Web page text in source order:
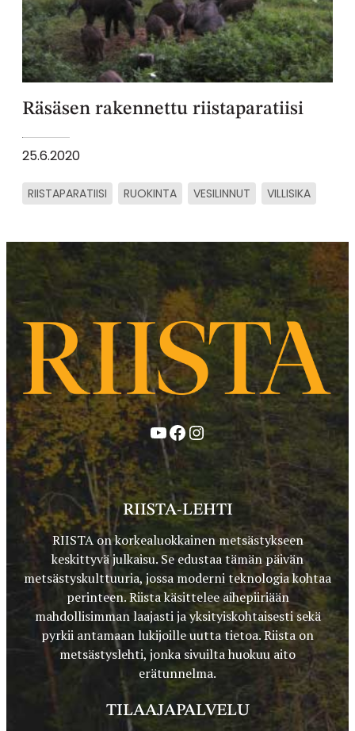
Räsäsen rakennettu riistaparatiisi
25.6.2020
RIISTAPARATIISI RUOKINTA VESILINNUT VILLISIKA
YouTube
Facebook
Instagram
RIISTA-LEHTI
RIISTA on korkealuokkainen metsästykseen
keskittyvä julkaisu. Se edustaa tämän päivän
metsästyskulttuuria, jossa moderni teknologia kohtaa
perinteen. Riista käsittelee aihepiiriään
mahdollisimman laajasti ja yksityiskohtaisesti sekä
pyrkii antamaan lukijoille uutta tietoa. Riista on
metsästyslehti, jonka sivuilta huokuu aito
erätunnelma.
TILAAJAPALVELU